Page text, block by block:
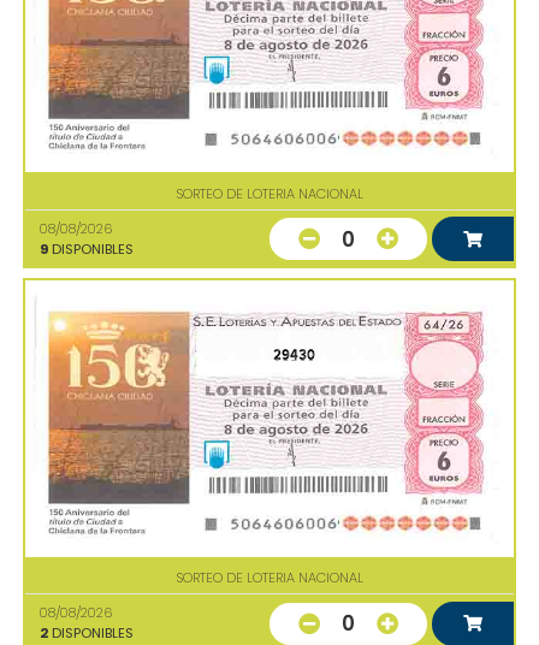
SORTEO DE LOTERIA NACIONAL
08/08/2026
9 DISPONIBLES 0
29430
SORTEO DE LOTERIA NACIONAL
08/08/2026
2 DISPONIBLES 0